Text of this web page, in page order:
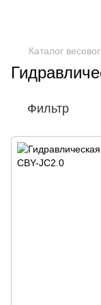
Каталог
Фильтр